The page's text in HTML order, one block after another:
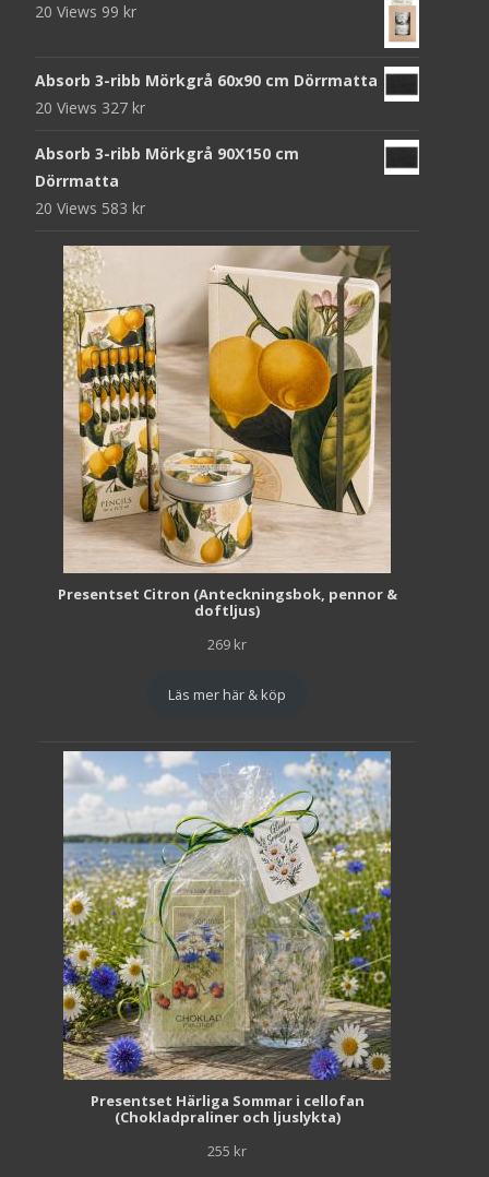
20 Views 99 kr
Absorb 3-ribb Mörkgrå 60x90 cm Dörrmatta
20 Views 327 kr
Absorb 3-ribb Mörkgrå 90X150 cm
Dörrmatta
20 Views 583 kr
Presentset Citron (Anteckningsbok, pennor &
doftljus)
269 kr
Läs mer här & köp
Presentset Härliga Sommar i cellofan
(Chokladpraliner och ljuslykta)
255 kr